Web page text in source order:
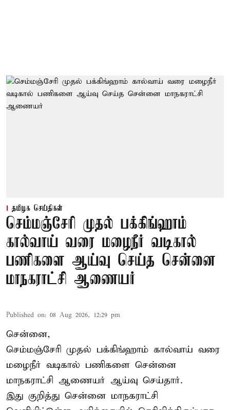
தமிழக செய்திகள்
செம்மஞ்சேரி முதல் பக்கிங்ஹாம்
கால்வாய் வரை மழைநீர் வடிகால்
பணிகளை ஆய்வு செய்த சென்னை
மாநகராட்சி ஆணையர்
Published on: 08 Aug 2026, 12:29 pm
சென்னை,
செம்மஞ்சேரி முதல் பக்கிங்ஹாம் கால்வாய் வரை
மழைநீர் வடிகால் பணிகளை சென்னை
மாநகராட்சி ஆணையர் ஆய்வு செய்தார்.
இது குறித்து சென்னை மாநகராட்சி